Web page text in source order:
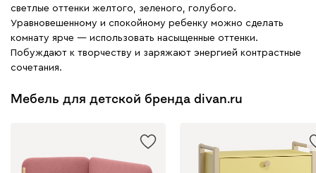
светлые оттенки желтого, зеленого, голубого.
Уравновешенному и спокойному ребенку можно сделать
комнату ярче — использовать насыщенные оттенки.
Побуждают к творчеству и заряжают энергией контрастные
сочетания.
Мебель для детской бренда divan.ru